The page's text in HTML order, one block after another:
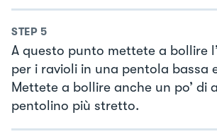
STEP 5
A questo punto mettete a bollire
per i ravioli in una pentola bassa
Mettete a bollire anche un po’ di
pentolino più stretto.